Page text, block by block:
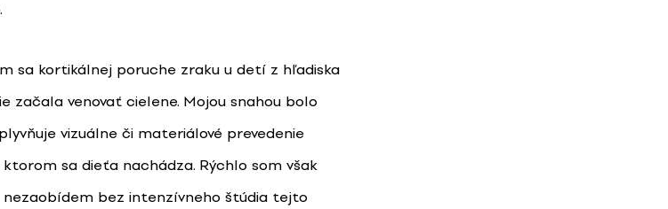
sa kortikálnej poruche zraku u detí z hľadiska
začala venovať cielene. Mojou snahou bolo
vizuálne či materiálové prevedenie
sa dieťa nachádza. Rýchlo som však
nezaobídem bez intenzívneho štúdia tejto